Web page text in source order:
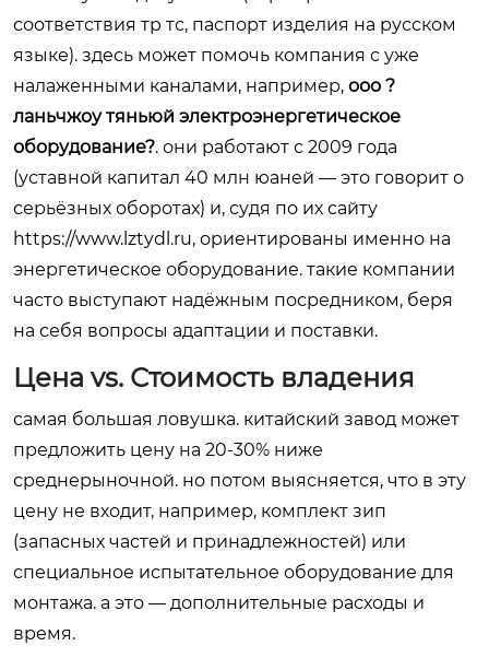
соответствия тр тс, паспорт изделия на русском
языке). здесь может помочь компания с уже
налаженными каналами, например, ооо ?
ланьчжоу тяньюй электроэнергетическое
оборудование?. они работают с 2009 года
(уставной капитал 40 млн юаней — это говорит о
серьёзных оборотах) и, судя по их сайту
https://www.lztydl.ru, ориентированы именно на
энергетическое оборудование. такие компании
часто выступают надёжным посредником, беря
на себя вопросы адаптации и поставки.
Цена vs. Стоимость владения
самая большая ловушка. китайский завод может
предложить цену на 20-30% ниже
среднерыночной. но потом выясняется, что в эту
цену не входит, например, комплект зип
(запасных частей и принадлежностей) или
специальное испытательное оборудование для
монтажа. а это — дополнительные расходы и
время.